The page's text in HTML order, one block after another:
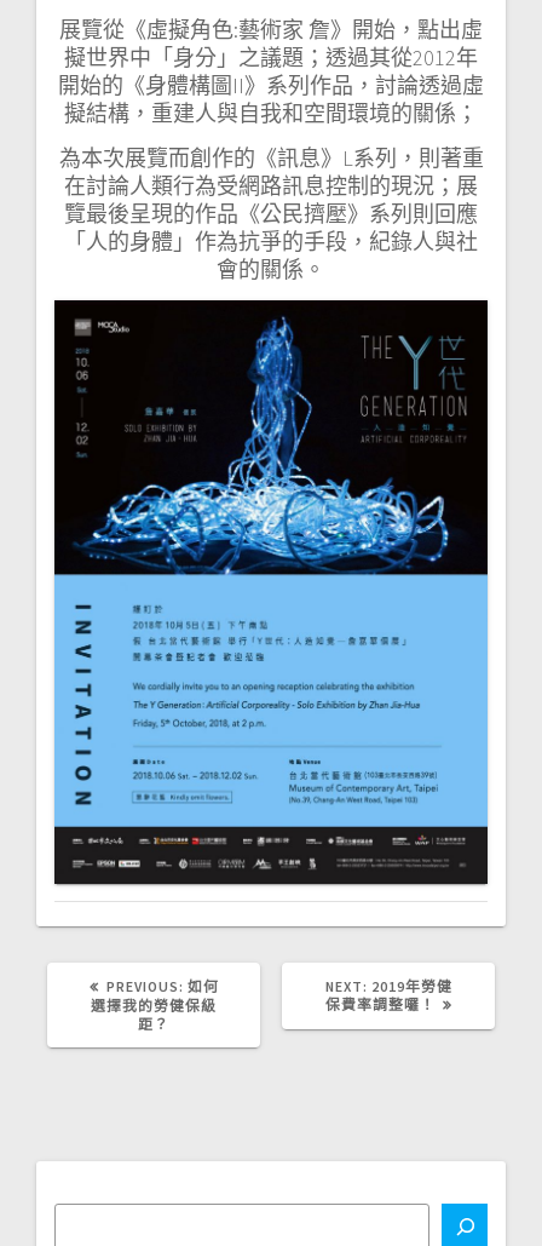
展覽從《虛擬角色:藝術家 詹》開始，點出虛
擬世界中「身分」之議題；透過其從2012年
開始的《身體構圖II》系列作品，討論透過虛
擬結構，重建人與自我和空間環境的關係；
為本次展覽而創作的《訊息》L系列，則著重
在討論人類行為受網路訊息控制的現況；展
覽最後呈現的作品《公民擠壓》系列則回應
「人的身體」作為抗爭的手段，紀錄人與社
會的關係。
PREVIOUS: PREVIOUS
POST:
如何
選擇我的勞健保級
距？
NEXT: NEXT
POST:
2019年勞健
保費率調整囉！